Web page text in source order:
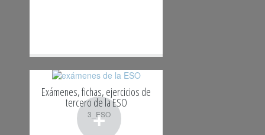
+
Exámenes, fichas, ejercicios de
tercero de la ESO
3_ESO